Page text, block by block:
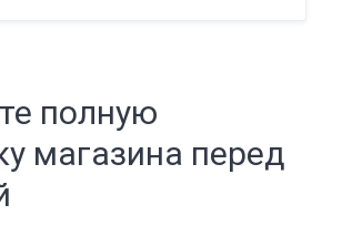
полную
магазина перед